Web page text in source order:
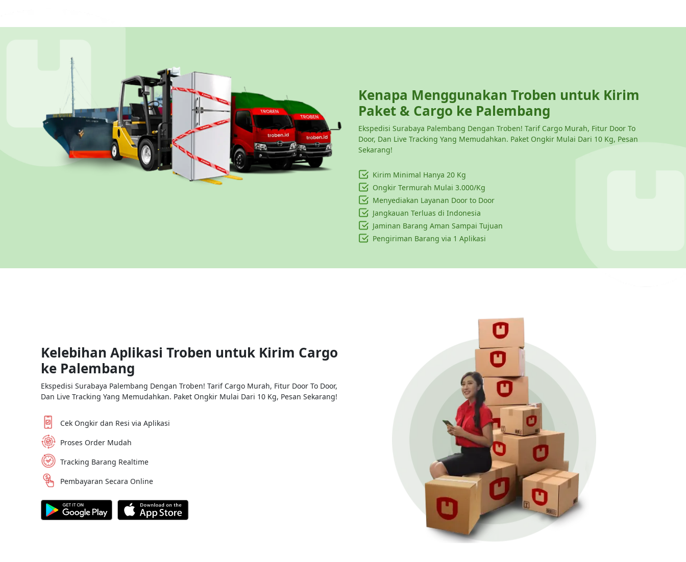
Kenapa Menggunakan Troben untuk Kirim
Paket & Cargo ke Palembang
Ekspedisi Surabaya Palembang Dengan Troben! Tarif Cargo Murah, Fitur Door To
Door, Dan Live Tracking Yang Memudahkan. Paket Ongkir Mulai Dari 10 Kg, Pesan
Sekarang!
Kirim Minimal Hanya 20 Kg
Ongkir Termurah Mulai 3.000/Kg
Menyediakan Layanan Door to Door
Jangkauan Terluas di Indonesia
Jaminan Barang Aman Sampai Tujuan
Pengiriman Barang via 1 Aplikasi
Kelebihan Aplikasi Troben untuk Kirim Cargo
ke Palembang
Ekspedisi Surabaya Palembang Dengan Troben! Tarif Cargo Murah, Fitur Door To Door,
Dan Live Tracking Yang Memudahkan. Paket Ongkir Mulai Dari 10 Kg, Pesan Sekarang!
Cek Ongkir dan Resi via Aplikasi
Proses Order Mudah
Tracking Barang Realtime
Pembayaran Secara Online